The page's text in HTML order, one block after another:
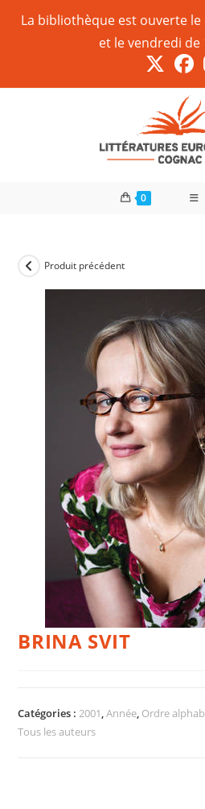
La bibliothèque est ouverte
et le vendredi de
0
Produit précédent
BRINA SVIT
Catégories :2001,Année, Ordre
Tous les auteurs